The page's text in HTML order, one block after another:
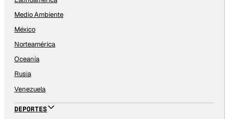
Medio Ambiente
México
Norteamérica
Oceanía
Rusia
Venezuela
DEPORTES